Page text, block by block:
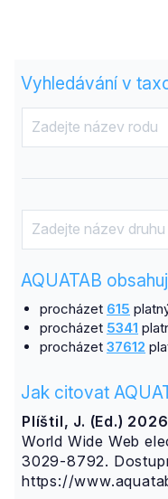
Vyhledávání v
AQUATAB
procházet 615
procházet 5341
procházet 37612
Jak citovat
Plíštil, J. (Ed.)
World Wide Web
3029-8792.
https://